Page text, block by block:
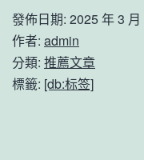
發佈日期: 2025 年 3 月
作者: admin
分類: 推薦文章
標籤: [db:标签]